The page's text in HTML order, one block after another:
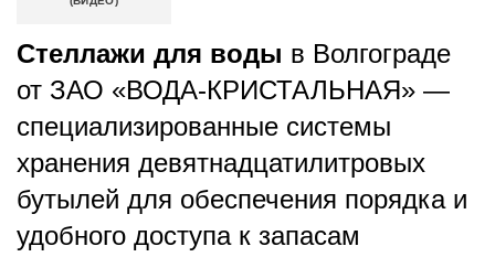
Стеллажи для воды в Волгограде
от ЗАО «ВОДА-КРИСТАЛЬНАЯ» —
специализированные системы
хранения девятнадцатилитровых
бутылей для обеспечения порядка и
удобного доступа к запасам